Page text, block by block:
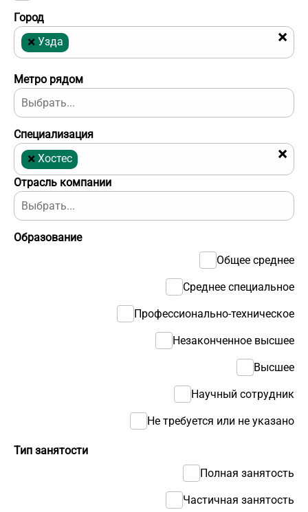
Отрасль компании
Тип занятости
Полная занятость
Частичная занятость
Город
×
× Узда
Образование
Общее среднее
Среднее специальное
Профессионально-техническое
Незаконченное высшее
Высшее
Научный сотрудник
Не требуется или не указано
Метро рядом
Специализация
×
× Хостес